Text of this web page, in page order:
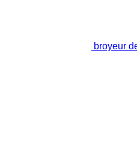
broyeur